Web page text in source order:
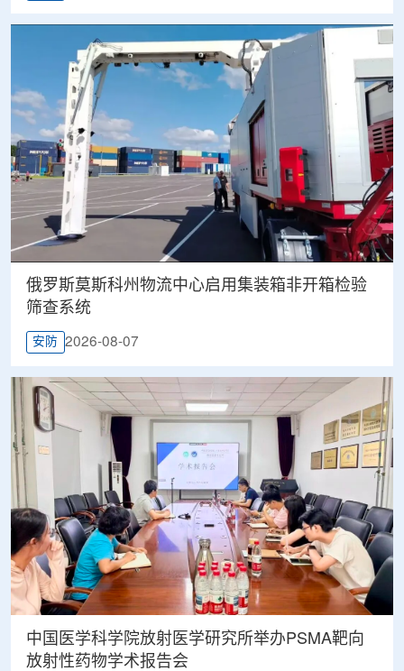
俄罗斯莫斯科州物流中心启用集装箱非开箱检验
筛查系统
安防 2026-08-07
中国医学科学院放射医学研究所举办PSMA靶向
放射性药物学术报告会